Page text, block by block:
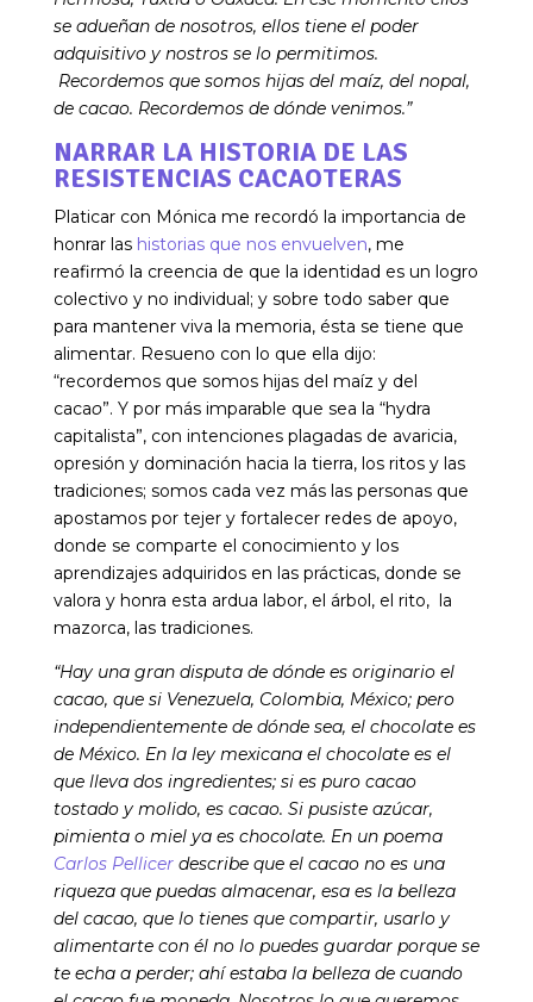
se adueñan de nosotros, ellos tiene el poder
adquisitivo y nostros se lo permitimos.
Recordemos que somos hijas del maíz, del nopal,
de cacao. Recordemos de dónde venimos.”
NARRAR LA HISTORIA DE LAS
RESISTENCIAS CACAOTERAS
Platicar con Mónica me recordó la importancia de
honrar las historias que nos envuelven, me
reafirmó la creencia de que la identidad es un logro
colectivo y no individual; y sobre todo saber que
para mantener viva la memoria, ésta se tiene que
alimentar. Resueno con lo que ella dijo:
“recordemos que somos hijas del maíz y del
cacao”. Y por más imparable que sea la “hydra
capitalista”, con intenciones plagadas de avaricia,
opresión y dominación hacia la tierra, los ritos y las
tradiciones; somos cada vez más las personas que
apostamos por tejer y fortalecer redes de apoyo,
donde se comparte el conocimiento y los
aprendizajes adquiridos en las prácticas, donde se
valora y honra esta ardua labor, el árbol, el rito, la
mazorca, las tradiciones.
“Hay una gran disputa de dónde es originario el
cacao, que si Venezuela, Colombia, México; pero
independientemente de dónde sea, el chocolate es
de México. En la ley mexicana el chocolate es el
que lleva dos ingredientes; si es puro cacao
tostado y molido, es cacao. Si pusiste azúcar,
pimienta o miel ya es chocolate. En un poema
Carlos Pellicerdescribe que el cacao no es una
riqueza que puedas almacenar, esa es la belleza
del cacao, que lo tienes que compartir, usarlo y
alimentarte con él no lo puedes guardar porque se
te echa a perder; ahí estaba la belleza de cuando